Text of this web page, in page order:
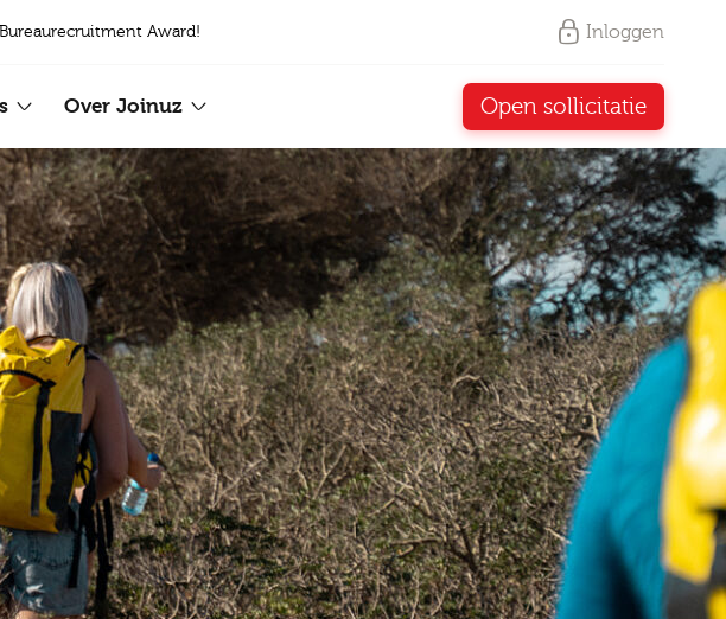
Award! Inloggen
Over Joinuz Open sollicitatie